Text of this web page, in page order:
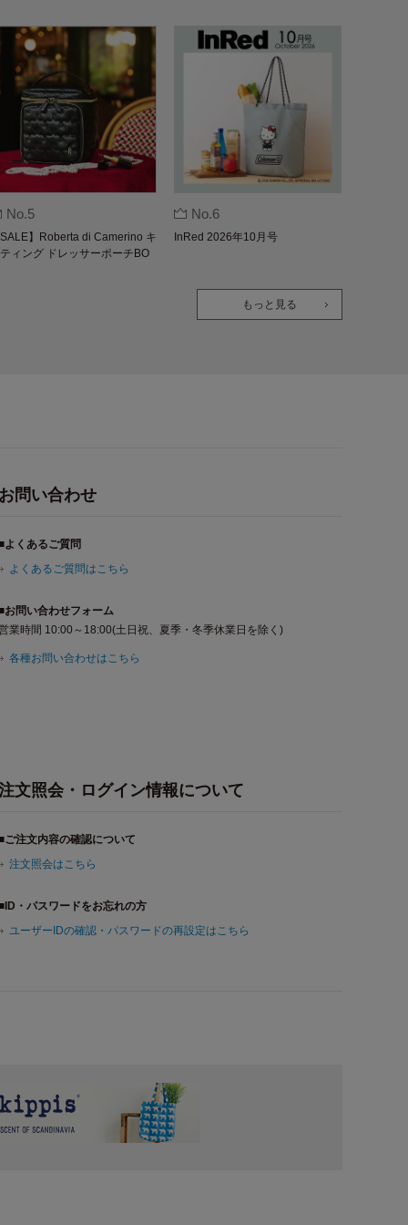
No.5
SALE】Roberta di Camerino キ
ィング ドレッサーポーチBO
No.6
InRed 2026年10月号
もっと見る
お問い合わせ
よくあるご質問
よくあるご質問はこちら
お問い合わせフォーム
業時間 10:00～18:00(土日祝、夏季・冬季休業日を除く)
各種お問い合わせはこちら
文照会・ログイン情報について
ご注文内容の確認について
注文照会はこちら
・パスワードをお忘れの方
ユーザーIDの確認・パスワードの再設定はこちら